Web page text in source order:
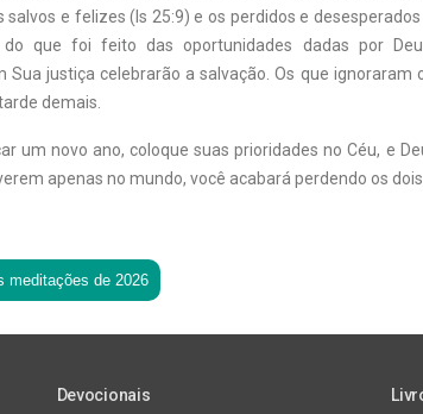
salvos e felizes (Is 25:9) e os perdidos e
do que foi feito das oportunidades dadas por
Sua justiça celebrarão a salvação. Os que ignoraram
demais.
um novo ano, coloque suas prioridades no Céu, e
apenas no mundo, você acabará perdendo os
meditações de 2026
Devocionais